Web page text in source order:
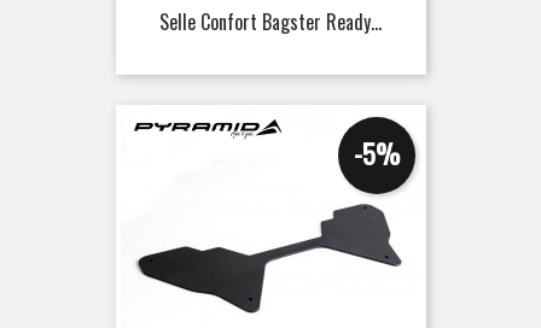
Selle Confort Bagster Ready...
-5%